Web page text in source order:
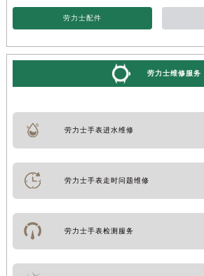
劳力士配件
劳力士维修服务
劳力士手表进水维修
劳力士手表走时问题维修
劳力士手表检测服务